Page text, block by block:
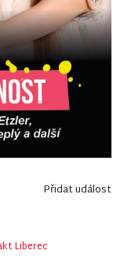
Přidat událost
Liberec